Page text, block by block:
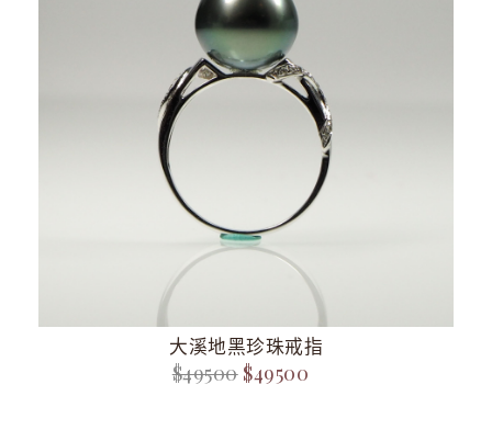
大溪地黑珍珠戒指
$49500 $49500